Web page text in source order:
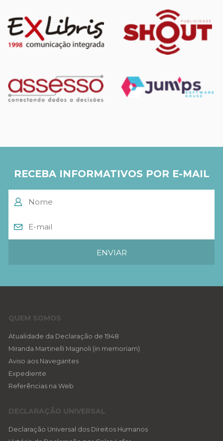
RECEBA INFORMATIVOS POR E-MAIL
QUEM SOMOS
Atualidade da Declaração de 1948
Miranda Martinelli Magnoli (in memoriam)
Aviso aos Navegantes
Expediente
Referências na Web
DECLARAÇÃO UNIVERSAL
Declaração Universal dos Direitos Humanos